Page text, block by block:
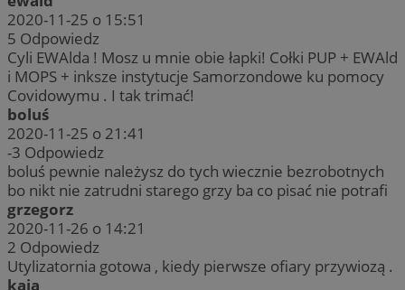
2020-11-25 o 15:51
5 Odpowiedz
Cyli EWAlda ! Mosz u mnie obie łapki! Cołki PUP + EWAld
i MOPS + inksze instytucje Samorzondowe ku pomocy
Covidowymu . I tak trimać!
boluś
2020-11-25 o 21:41
-3 Odpowiedz
boluś pewnie należysz do tych wiecznie bezrobotnych
bo nikt nie zatrudni starego grzy ba co pisać nie potrafi
grzegorz
2020-11-26 o 14:21
2 Odpowiedz
Utylizatornia gotowa , kiedy pierwsze ofiary przywiozą .
kaja